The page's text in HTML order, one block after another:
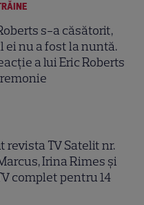
s-a căsătorit,
ei nu a fost la nuntă.
a lui Eric Roberts
revista TV Satelit nr.
Irina Rimes și
complet pentru 14